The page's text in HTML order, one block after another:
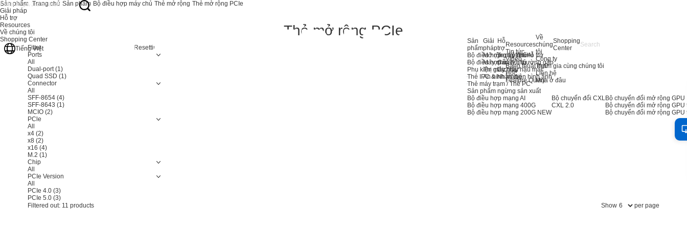
Sản
phẩm
Bộ điều hợp máy chủ AI
Bộ điều hợp máy chủ
Phụ kiện máy chủ
Thẻ IPC & Nhận diện hình ảnh
Thẻ máy trạm / Thẻ PC
Sản phẩm ngừng sản xuất
Bộ điều hợp mạng AI
Bộ điều hợp mạng 400G
Bộ điều hợp mạng 200G NEW
Bộ chuyển đổi CXL
CXL 2.0
Bộ chuyển đổi mở rộng GPU
Bộ chuyển đổi mở rộng
Bộ chuyển đổi mở rộng GPU
Giải
pháp
Mở rộng bộ nhớ
Máy chủ
Thị giác máy
An ninh mạng
Hỗ
trợ
Trung tâm hỗ trợ
Câu hỏi thường gặp
Dịch vụ hậu mãi
Resources
Tin tức
Video
Bảng thuật ngữ
Học
Feature Query
Về
chúng
tôi
Công ty
Tham gia cùng chúng tôi
Liên hệ
Mua ở đâu
Shopping
Center
Sản phẩm
Giải pháp
Hỗ trợ
Resources
Về chúng tôi
Shopping Center
Tiếng Việt
Trang chủ Sản phẩm Bộ điều hợp máy chủ Thẻ mở rộng Thẻ mở rộng PCIe
Thẻ mở rộng PCIe
Filter
Resetting
Ports
All
Dual-port (1)
Quad SSD (1)
Connector
All
SFF-8654 (4)
SFF-8643 (1)
MCIO (2)
PCle
All
x4 (2)
x8 (2)
x16 (4)
M.2 (1)
Chip
All
PCIe Version
All
PCIe 4.0 (3)
PCIe 5.0 (3)
Filtered out: 11 products Show per page